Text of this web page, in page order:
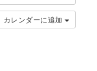
カレンダーに追加